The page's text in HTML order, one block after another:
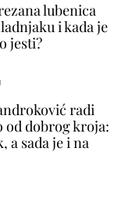
lubenica
i kada je
jesti?
radi
od dobrog kroja:
a sada je i na